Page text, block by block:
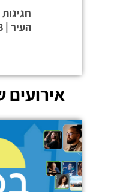
העיר | 78 לישראל
אירועים